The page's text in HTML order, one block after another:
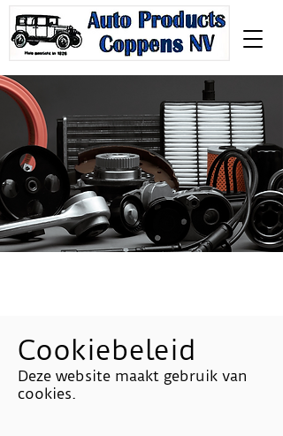
Cookiebeleid
Deze website maakt gebruik van
cookies.